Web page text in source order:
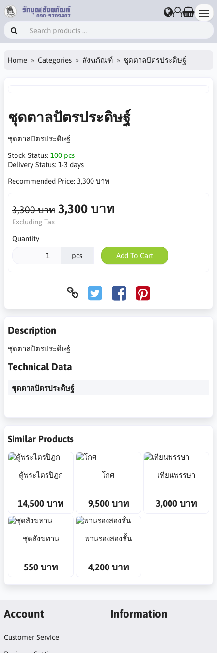
Home Categories สังฆภัณฑ์ ชุดตาลปัตรประดิษฐ์
ชุดตาลปัตรประดิษฐ์
ชุดตาลปัตรประดิษฐ์
Stock Status: 100 pcs
Delivery Status: 1-3 days
Recommended Price: 3,300 บาท
3,300 บาท 3,300 บาท
Excluding Tax
Quantity
pcs Add To Cart
Description
ชุดตาลปัตรประดิษฐ์
Technical Data
ชุดตาลปัตรประดิษฐ์
Similar Products
ตู้พระไตรปิฎก
14,500 บาท
โกศ
9,500 บาท
เทียนพรรษา
3,000 บาท
ชุดสังฆทาน
550 บาท
พานรองสองชั้น
4,200 บาท
Account
Customer Service
Information